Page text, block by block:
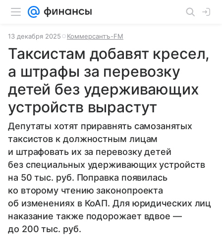
13 декабря 2025 Коммерсантъ-FM
Таксистам добавят кресел,
а штрафы за перевозку
детей без удерживающих
устройств вырастут
Депутаты хотят приравнять самозанятых
таксистов к должностным лицам
и штрафовать их за перевозку детей
без специальных удерживающих устройств
на 50 тыс. руб. Поправка появилась
ко второму чтению законопроекта
об изменениях в КоАП. Для юридических лиц
наказание также подорожает вдвое —
до 200 тыс. руб.